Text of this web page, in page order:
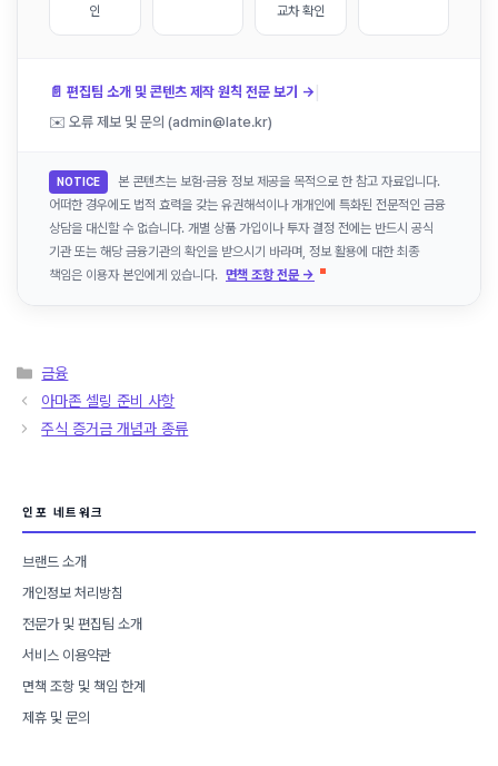
인
교차 확인
📄 편집팀 소개 및 콘텐츠 제작 원칙 전문 보기 → |
✉️ 오류 제보 및 문의 (admin@late.kr)
NOTICE
본 콘텐츠는 보험·금융 정보 제공을 목적으로 한 참고 자료입니다.
어떠한 경우에도 법적 효력을 갖는 유권해석이나 개개인에 특화된 전문적인 금융
상담을 대신할 수 없습니다. 개별 상품 가입이나 투자 결정 전에는 반드시 공식
기관 또는 해당 금융기관의 확인을 받으시기 바라며, 정보 활용에 대한 최종
책임은 이용자 본인에게 있습니다. 면책 조항 전문 →
카
테
리
금융
아마존 셀링 준비 사항
주식 증거금 개념과 종류
인포 네트워크
브랜드 소개
개인정보 처리방침
전문가 및 편집팀 소개
서비스 이용약관
면책 조항 및 책임 한계
제휴 및 문의